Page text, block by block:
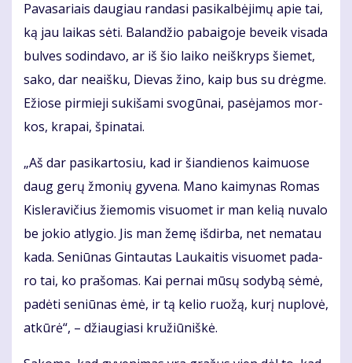
Pa­va­sa­riais dau­giau ran­da­si pa­si­kal­bė­ji­mų apie tai,
ką jau lai­kas sė­ti. Ba­lan­džio pa­bai­go­je be­veik vi­sa­da
bul­ves so­din­da­vo, ar iš šio lai­ko ne­iš­kryps šie­met,
sa­ko, dar ne­aiš­ku, Die­vas ži­no, kaip bus su drėg­me.
Ežio­se pir­mie­ji su­ki­ša­mi svo­gū­nai, pa­sė­ja­mos mor­
kos, kra­pai, špi­na­tai.
„Aš dar pa­si­kar­to­siu, kad ir šian­die­nos kai­muo­se
daug ge­rų žmo­nių gy­ve­na. Ma­no kai­my­nas Ro­mas
Kis­le­ra­vi­čius žie­mo­mis vi­suo­met ir man ke­lią nu­va­lo
be jo­kio at­ly­gio. Jis man že­mę iš­dir­ba, net ne­ma­tau
ka­da. Se­niū­nas Gin­tau­tas Lau­kai­tis vi­suo­met pa­da­
ro tai, ko pra­šo­mas. Kai per­nai mū­sų so­dy­bą sė­mė,
pa­dė­ti se­niū­nas ėmė, ir tą ke­lio ruo­žą, ku­rį nu­plo­vė,
at­kū­rė“, – džiau­gia­si kru­žiū­niš­kė.